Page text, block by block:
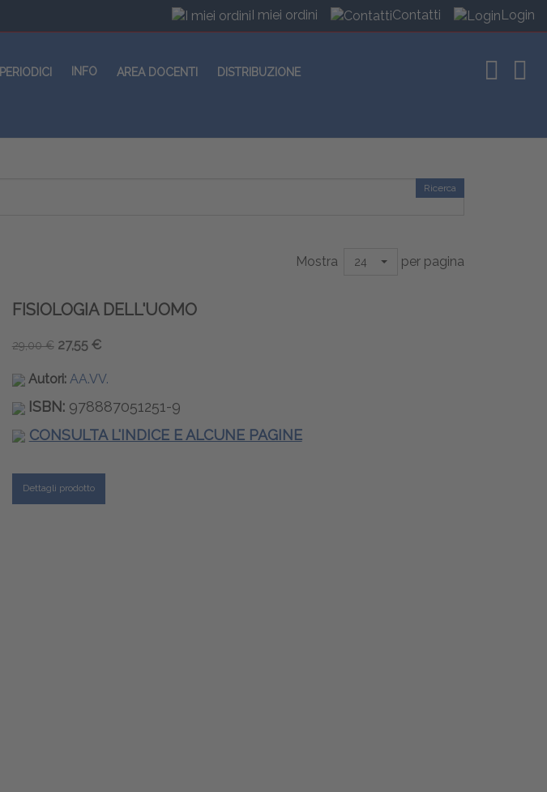
I miei ordini Contatti Login
PERIODICI INFO AREA DOCENTI DISTRIBUZIONE
Ricerca
Mostra 24 per pagina
FISIOLOGIA DELL'UOMO
29,00 € 27,55 €
Autori: AA.VV.
ISBN: 978887051251-9
CONSULTA L'INDICE E ALCUNE PAGINE
Dettagli prodotto